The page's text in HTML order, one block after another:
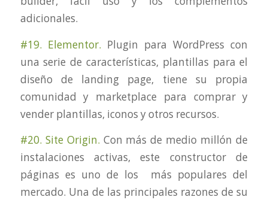
adicionales.
#19. Elementor. Plugin para WordPress con
una serie de características, plantillas para el
diseño de landing page, tiene su propia
comunidad y marketplace para comprar y
vender plantillas, iconos y otros recursos.
#20. Site Origin. Con más de medio millón de
instalaciones activas, este constructor de
páginas es uno de los más populares del
mercado. Una de las principales razones de su